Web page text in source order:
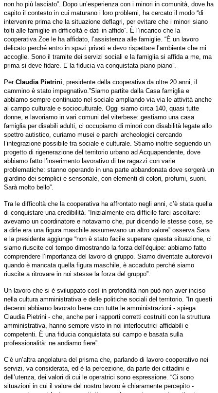
non ho più lasciato”. Dopo un’esperienza con i minori in comunità, dove ha
capito il contesto in cui maturano i loro problemi, ha cercato il modo “di
intervenire prima che la situazione deflagri, per evitare che i minori siano
tolti alle famiglie in difficoltà e dati in affido”. È l’incarico che la
cooperativa Zoe le ha affidato, l’assistenza alle famiglie. “È un lavoro
delicato perché entro in spazi privati e devo rispettare l’ambiente che mi
accoglie. Sono il tramite dei servizi sociali e la famiglia si affida a me, ma
prima si deve fidare. E la fiducia va conquistata piano piano”.
Per Claudia Pietrini, presidente della cooperativa da oltre 20 anni, il
cammino è stato impegnativo.”Siamo partite dalla Casa famiglia e
abbiamo sempre continuato nel sociale ampliando via via le attività anche
al campo culturale e socioculturale. Oggi siamo circa 140, quasi tutte
donne, e lavoriamo in vari comuni del viterbese: gestiamo una casa
famiglia per disabili adulti, ci occupiamo di minori con disabilità legate allo
spettro autistico, curiamo musei e parchi archeologici cercando
l’integrazione possibile tra sociale e culturale. Stiamo inoltre seguendo un
progetto di rigenerazione del territorio urbano ad Acquapendente, dove
abbiamo fatto l’inserimento lavorativo di tre ragazzi con varie
problematiche: stanno operando in una parte abbandonata dove sorgerà un
giardino dei semplici e sensoriale, con elementi di colori, profumi, suoni.
Sarà molto bello”.
Tra le difficoltà che la cooperativa ha affrontato negli anni, c’è stata quella
di conquistare una credibilità. “Inizialmente era difficile farci ascoltare:
avevamo un coordinatore e notavamo che, pur dicendo le stesse cose, se
a dirle era una figura maschile assumevano un altro valore” osserva Sara
e la presidente aggiunge “non è stato facile superare questa situazione, ci
siamo riuscite col tempo dimostrando la forza dell’équipe: abbiamo fatto
comprendere l’importanza del lavoro di gruppo. Siamo diventate autorevoli
quando è mancata quella figura maschile, è accaduto perché siamo
riuscite a ritrovare in noi stesse la forza del gruppo”.
Un lavoro che si è sviluppato così in profondità non può non aver inciso
nella cultura amministrativa e delle politiche sociali del territorio. “In questi
decenni abbiamo lavorato bene con tutte le amministrazioni - spiega
Claudia Pietrini - che, anche per i rapporti corretti costruiti con la struttura
amministrativa, hanno sempre visto in noi interlocutrici affidabili e
competenti. È una fiducia conquistata sul campo e basata sulla
professionalità: ne andiamo fiere”.
C’è un’altra angolatura del prisma che, parlando di lavoro cooperativo nei
servizi, va considerata, ed è la percezione, da parte dei cittadini e
dell’utenza, dei valori di cui le operatrici sono espressione. “Ci sono
situazioni in cui il valore del nostro lavoro è chiaramente percepito -